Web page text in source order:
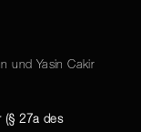
und Yasin Cakir
(§ 27a des